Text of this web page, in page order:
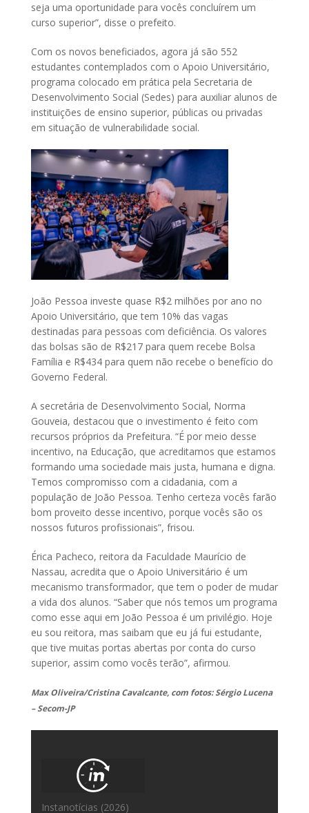
seja uma oportunidade para vocês concluírem um
curso superior”, disse o prefeito.
Com os novos beneficiados, agora já são 552
estudantes contemplados com o Apoio Universitário,
programa colocado em prática pela Secretaria de
Desenvolvimento Social (Sedes) para auxiliar alunos de
instituições de ensino superior, públicas ou privadas
em situação de vulnerabilidade social.
João Pessoa investe quase R$2 milhões por ano no
Apoio Universitário, que tem 10% das vagas
destinadas para pessoas com deficiência. Os valores
das bolsas são de R$217 para quem recebe Bolsa
Família e R$434 para quem não recebe o benefício do
Governo Federal.
A secretária de Desenvolvimento Social, Norma
Gouveia, destacou que o investimento é feito com
recursos próprios da Prefeitura. “É por meio desse
incentivo, na Educação, que acreditamos que estamos
formando uma sociedade mais justa, humana e digna.
Temos compromisso com a cidadania, com a
população de João Pessoa. Tenho certeza vocês farão
bom proveito desse incentivo, porque vocês são os
nossos futuros profissionais”, frisou.
Érica Pacheco, reitora da Faculdade Maurício de
Nassau, acredita que o Apoio Universitário é um
mecanismo transformador, que tem o poder de mudar
a vida dos alunos. “Saber que nós temos um programa
como esse aqui em João Pessoa é um privilégio. Hoje
eu sou reitora, mas saibam que eu já fui estudante,
que tive muitas portas abertas por conta do curso
superior, assim como vocês terão”, afirmou.
Max Oliveira/Cristina Cavalcante, com fotos: Sérgio Lucena
– Secom-JP
Instanotícias (2026)